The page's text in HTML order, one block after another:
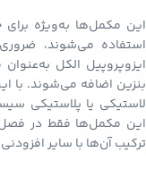
این مکمل‌ها به‌ویژه
ایزوپروپیل الکل
بنزین اضافه می‌شوند. با
لاستیکی یا پلاستیکی
این مکمل‌ها فقط در فصل
ترکیب آن‌ها با سایر